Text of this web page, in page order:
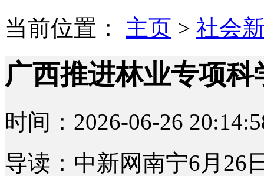
当前位置： 主页 > 社会
广西推进林业专项科
时间：2026-06-26
导读：中新网南宁6月26